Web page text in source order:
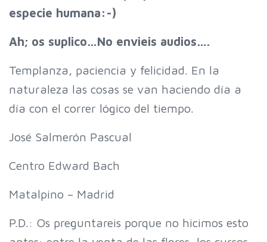
especie humana:-)
Ah; os suplico…No envieis audios….
Templanza, paciencia y felicidad. En la
naturaleza las cosas se van haciendo día a
día con el correr lógico del tiempo.
José Salmerón Pascual
Centro Edward Bach
Matalpino – Madrid
P.D.: Os preguntareis porque no hicimos esto